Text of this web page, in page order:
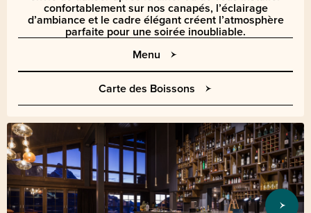
confortablement sur nos canapés, l’éclairage
d’ambiance et le cadre élégant créent l’atmosphère
parfaite pour une soirée inoubliable.
Menu
Carte des Boissons